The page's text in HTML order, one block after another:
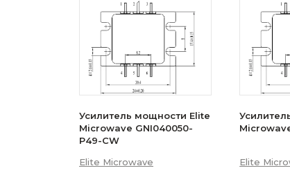
Усилитель мощности Elite
Microwave GNI040050-
P49-CW
Elite Microwave
Elite